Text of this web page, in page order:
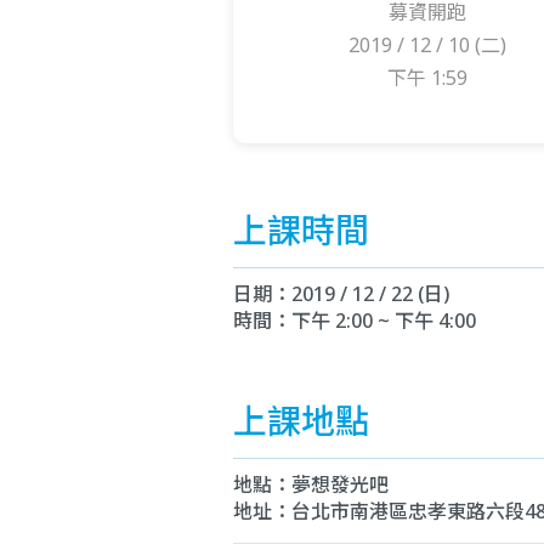
募資開跑
2019 / 12 / 10 (二)
下午 1:59
上課時間
日期：2019 / 12 / 22 (日)
時間：下午 2:00 ~ 下午 4:00
上課地點
地點：夢想發光吧
地址：台北市南港區忠孝東路六段